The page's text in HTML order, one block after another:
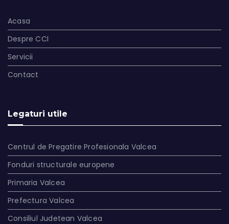
Acasa
Despre CCI
Servicii
Contact
Legaturi utile
Centrul de Pregatire Profesionala Valcea
Fonduri structurale europene
Primaria Valcea
Prefectura Valcea
Consiliul Judetean Valcea